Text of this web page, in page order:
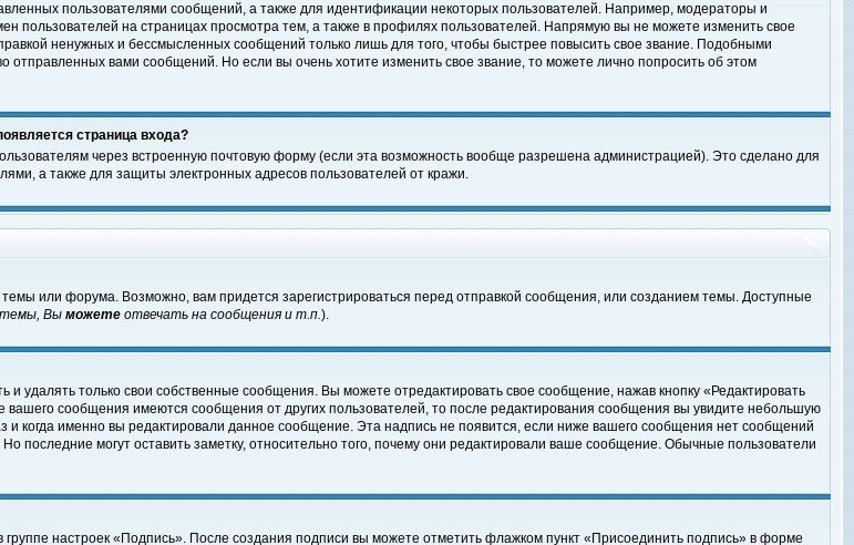
пользователями сообщений, а также для идентификации некоторых пользователей. Например, модераторы и
пользователей на страницах просмотра тем, а также в профилях пользователей. Напрямую вы не можете изменить свое
ненужных и бессмысленных сообщений только лишь для того, чтобы быстрее повысить свое звание. Подобными
вами сообщений. Но если вы очень хотите изменить свое звание, то можете лично попросить об этом
страница входа?
через встроенную почтовую форму (если эта возможность вообще разрешена администрацией). Это сделано для
а также для защиты электронных адресов пользователей от кражи.
или форума. Возможно, вам придется зарегистрироваться перед отправкой сообщения, или созданием темы. Доступные
темы, Вы можете отвечать на сообщения и т.п.).
удалять только свои собственные сообщения. Вы можете отредактировать свое сообщение, нажав кнопку «Редактировать
сообщения имеются сообщения от других пользователей, то после редактирования сообщения вы увидите небольшую
и когда именно вы редактировали данное сообщение. Эта надпись не появится, если ниже вашего сообщения нет сообщений
последние могут оставить заметку, относительно того, почему они редактировали ваше сообщение. Обычные пользователи
настроек «Подпись». После создания подписи вы можете отметить флажком пункт «Присоединить подпись» в форме